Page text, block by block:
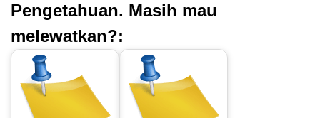
Pengetahuan. Masih mau
melewatkan?: